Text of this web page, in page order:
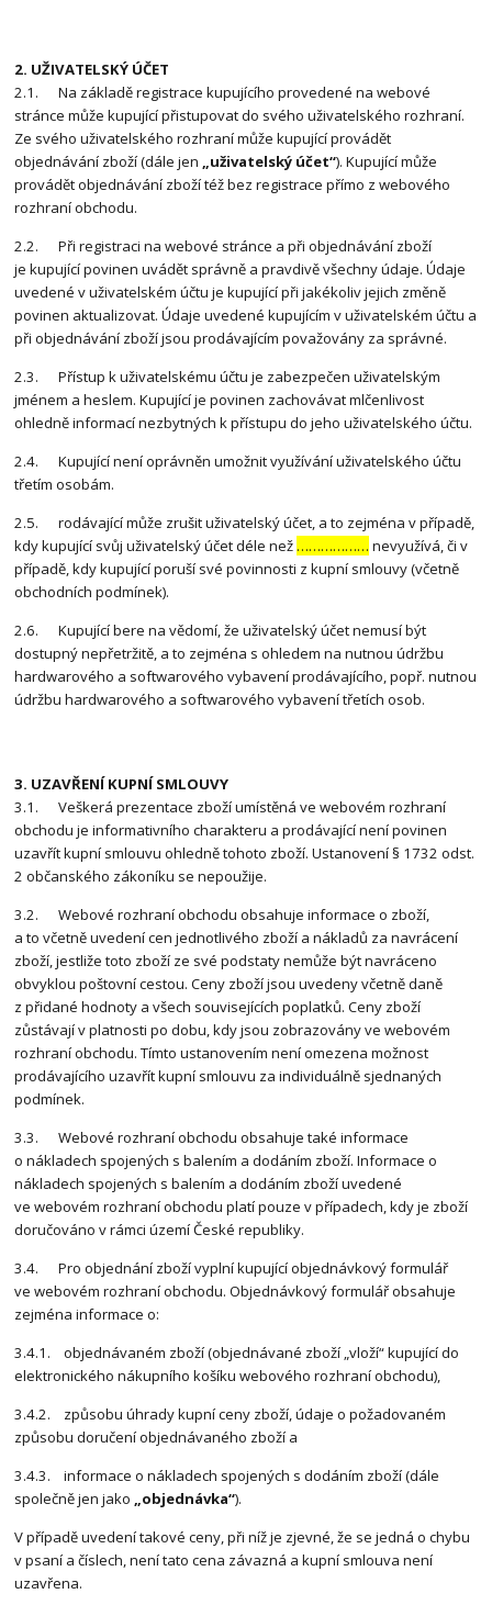
2. UŽIVATELSKÝ ÚČET
2.1. Na základě registrace kupujícího provedené na webové
stránce může kupující přistupovat do svého uživatelského rozhraní.
Ze svého uživatelského rozhraní může kupující provádět
objednávání zboží (dále jen „uživatelský účet“). Kupující může
provádět objednávání zboží též bez registrace přímo z webového
rozhraní obchodu.
2.2. Při registraci na webové stránce a při objednávání zboží
je kupující povinen uvádět správně a pravdivě všechny údaje. Údaje
uvedené v uživatelském účtu je kupující při jakékoliv jejich změně
povinen aktualizovat. Údaje uvedené kupujícím v uživatelském účtu a
při objednávání zboží jsou prodávajícím považovány za správné.
2.3. Přístup k uživatelskému účtu je zabezpečen uživatelským
jménem a heslem. Kupující je povinen zachovávat mlčenlivost
ohledně informací nezbytných k přístupu do jeho uživatelského účtu.
2.4. Kupující není oprávněn umožnit využívání uživatelského účtu
třetím osobám.
2.5. rodávající může zrušit uživatelský účet, a to zejména v případě,
kdy kupující svůj uživatelský účet déle než ……………… nevyužívá, či v
případě, kdy kupující poruší své povinnosti z kupní smlouvy (včetně
obchodních podmínek).
2.6. Kupující bere na vědomí, že uživatelský účet nemusí být
dostupný nepřetržitě, a to zejména s ohledem na nutnou údržbu
hardwarového a softwarového vybavení prodávajícího, popř. nutnou
údržbu hardwarového a softwarového vybavení třetích osob.
3. UZAVŘENÍ KUPNÍ SMLOUVY
3.1. Veškerá prezentace zboží umístěná ve webovém rozhraní
obchodu je informativního charakteru a prodávající není povinen
uzavřít kupní smlouvu ohledně tohoto zboží. Ustanovení § 1732 odst.
2 občanského zákoníku se nepoužije.
3.2. Webové rozhraní obchodu obsahuje informace o zboží,
a to včetně uvedení cen jednotlivého zboží a nákladů za navrácení
zboží, jestliže toto zboží ze své podstaty nemůže být navráceno
obvyklou poštovní cestou. Ceny zboží jsou uvedeny včetně daně
z přidané hodnoty a všech souvisejících poplatků. Ceny zboží
zůstávají v platnosti po dobu, kdy jsou zobrazovány ve webovém
rozhraní obchodu. Tímto ustanovením není omezena možnost
prodávajícího uzavřít kupní smlouvu za individuálně sjednaných
podmínek.
3.3. Webové rozhraní obchodu obsahuje také informace
o nákladech spojených s balením a dodáním zboží. Informace o
nákladech spojených s balením a dodáním zboží uvedené
ve webovém rozhraní obchodu platí pouze v případech, kdy je zboží
doručováno v rámci území České republiky.
3.4. Pro objednání zboží vyplní kupující objednávkový formulář
ve webovém rozhraní obchodu. Objednávkový formulář obsahuje
zejména informace o:
3.4.1. objednávaném zboží (objednávané zboží „vloží“ kupující do
elektronického nákupního košíku webového rozhraní obchodu),
3.4.2. způsobu úhrady kupní ceny zboží, údaje o požadovaném
způsobu doručení objednávaného zboží a
3.4.3. informace o nákladech spojených s dodáním zboží (dále
společně jen jako „objednávka“).
V případě uvedení takové ceny, při níž je zjevné, že se jedná o chybu
v psaní a číslech, není tato cena závazná a kupní smlouva není
uzavřena.